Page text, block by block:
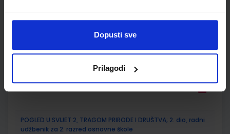
Dopusti sve
Prilagodi
POGLED U SVIJET 2, TRAGOM PRIRODE I DRUŠTVA; 2. dio, radni
udžbenik za 2. razred osnovne škole